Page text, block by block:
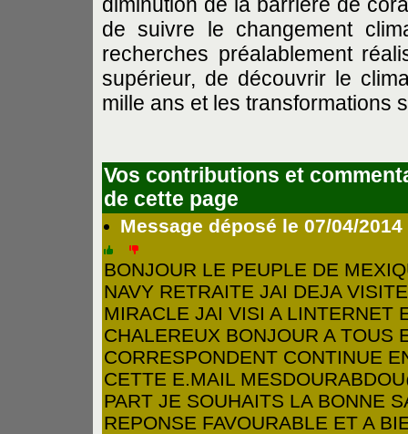
de suivre le changement
recherches préalablement
supérieur, de découvrir le
mille ans et les transformations
Vos contributions et
de cette page
Message déposé le 07/04/
BONJOUR LE PEUPLE DE
NAVY RETRAITE JAI DEJA
MIRACLE JAI VISI A LINTERNET
CHALEREUX BONJOUR A TOUS
CORRESPONDENT CONTINUE
CETTE E.MAIL
PART JE SOUHAITS LA BONNE
REPONSE FAVOURABLE ET A